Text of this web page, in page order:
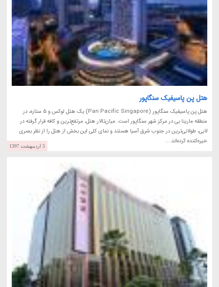
هتل پن پاسیفیک سنگاپور
هتل پن پاسیفیک سنگاپور (Pan Pacific Singapore) یک هتل لوکس و 5 ستاره، در
منطقه مارینا بی در مرکز شهر سنگاپور است. میان‌تالار هتل، مرتفع‌ترین و کافه قرار گرفته در
لابی، طولانی‌ترین در جنوب شرق آسیا هستند و نمای کلی این بخش از هتل را از نظر بصری
خیره‌کننده کرده‌اند....
5 اردیبهشت 1397